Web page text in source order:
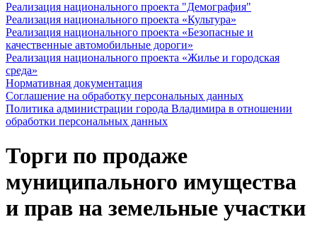
Реализация национального проекта "Демография"
Реализация национального проекта «Культура»
Реализация национального проекта «Безопасные и
качественные автомобильные дороги»
Реализация национального проекта «Жилье и городская
среда»
Нормативная документация
Соглашение на обработку персональных данных
Политика администрации города Владимира в отношении
обработки персональных данных
Торги по продаже
муниципального имущества
и прав на земельные участки